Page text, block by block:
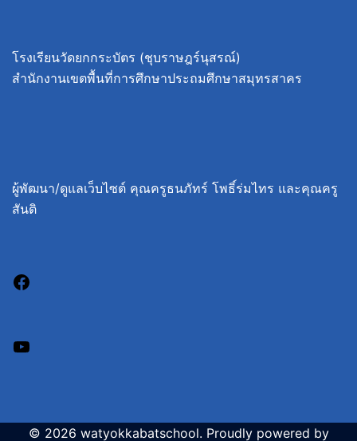
โรงเรียนวัดยกกระบัตร (ชุบราษฎร์นุสรณ์)
สำนักงานเขตพื้นที่การศึกษาประถมศึกษาสมุทรสาคร
ผู้พัฒนา/ดูแลเว็บไซต์ คุณครูธนภัทร์ โพธิ์ร่มไทร และคุณครู
สันติ
© 2026 watyokkabatschool. Proudly powered by